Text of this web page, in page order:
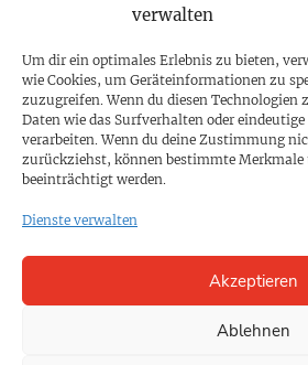
verwalten
Um dir ein optimales Erlebnis zu bieten,
wie Cookies, um Geräteinformationen zu
zuzugreifen. Wenn du diesen
Daten wie das Surfverhalten oder
verarbeiten. Wenn du deine Zustimmung
zurückziehst, können bestimmte
beeinträchtigt werden.
Dienste verwalten
Akzeptieren
Ablehnen
Impressum
SPENDEN
Datenschutz